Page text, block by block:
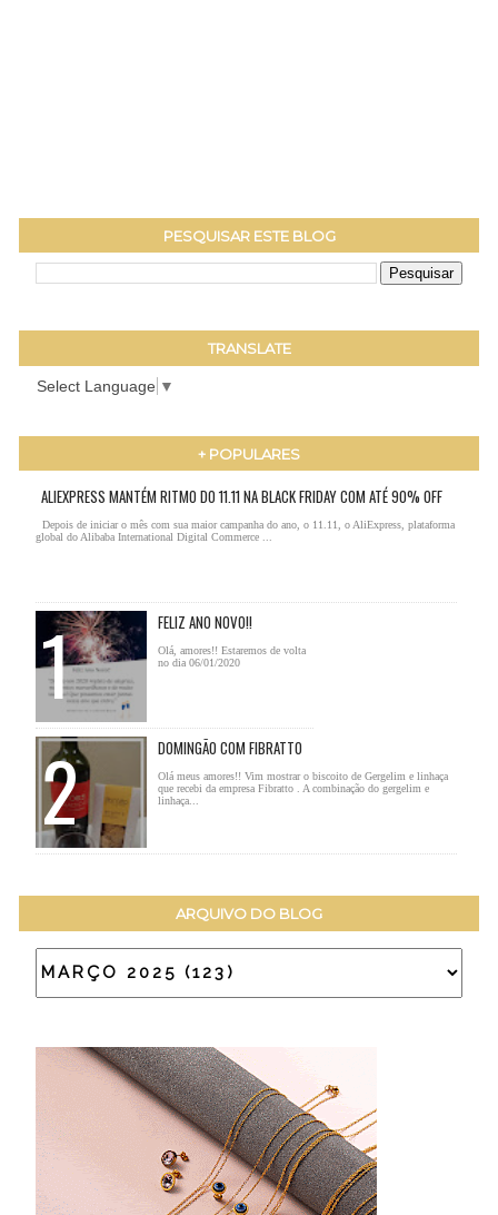
PESQUISAR ESTE BLOG
TRANSLATE
Select Language ▼
+ POPULARES
ALIEXPRESS MANTÉM RITMO DO 11.11 NA BLACK FRIDAY COM ATÉ 90% OFF
Depois de iniciar o mês com sua maior campanha do ano, o 11.11, o AliExpress, plataforma
global do Alibaba International Digital Commerce ...
FELIZ ANO NOVO!!
Olá, amores!! Estaremos de volta
no dia 06/01/2020
DOMINGÃO COM FIBRATTO
Olá meus amores!! Vim mostrar o biscoito de Gergelim e linhaça
que recebi da empresa Fibratto . A combinação do gergelim e
linhaça...
ARQUIVO DO BLOG